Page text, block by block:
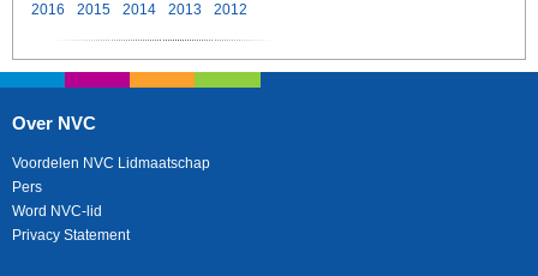
2016
2015 2014 2013 2012
Over NVC
Voordelen NVC Lidmaatschap
Pers
Word NVC-lid
Privacy Statement